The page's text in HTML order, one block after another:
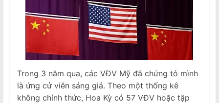
Trong 3 năm qua, các VĐV Mỹ đã chứng tỏ mình
là ứng cử viên sáng giá. Theo một thống kê
không chính thức, Hoa Kỳ có 57 VĐV hoặc tập